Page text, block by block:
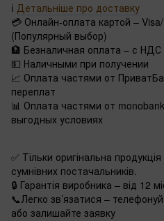
ℹ️ Детальніше про доставку
💳 Онлайн-оплата картой –
(Популярный выбор)
🏦 Безналичная оплата – с
💵 Наличными при получении
📈 Оплата частями от
переплат
📊 Оплата частями от
выгодных условиях
✅ Тільки оригінальна
сумнівних постачальників.
🔒 Гарантія виробника – від 12
📞Легко зв’язатися –
або залишайте заявку